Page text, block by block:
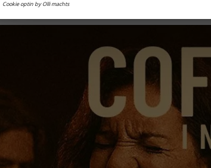
Cookie optin by Olli machts